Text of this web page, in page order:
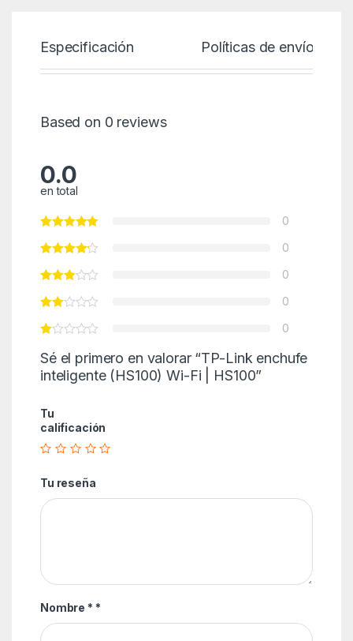
Especificación Políticas de envío
Based on 0 reviews
0.0
en total
0
0
0
0
0
Sé el primero en valorar “TP-Link enchufe
inteligente (HS100) Wi-Fi | HS100”
Tu
calificación
Tu reseña
Nombre * *